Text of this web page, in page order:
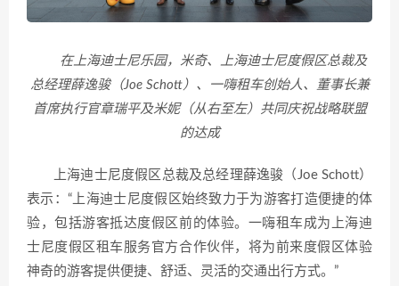
在上海迪士尼乐园，米奇、上海迪士尼度假区总裁及
总经理薛逸骏（Joe Schott）、一嗨租车创始人、董事长兼
首席执行官章瑞平及米妮（从右至左）共同庆祝战略联盟
的达成
上海迪士尼度假区总裁及总经理薛逸骏（Joe Schott）
表示：“上海迪士尼度假区始终致力于为游客打造便捷的体
验，包括游客抵达度假区前的体验。一嗨租车成为上海迪
士尼度假区租车服务官方合作伙伴，将为前来度假区体验
神奇的游客提供便捷、舒适、灵活的交通出行方式。”